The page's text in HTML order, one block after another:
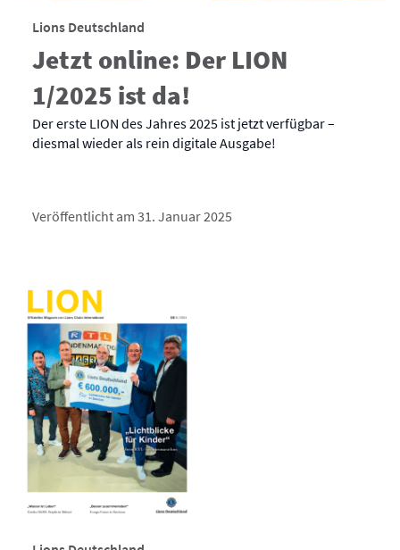
Lions Deutschland
Jetzt online: Der LION
1/2025 ist da!
Der erste LION des Jahres 2025 ist jetzt verfügbar –
diesmal wieder als rein digitale Ausgabe!
Veröffentlicht am 31. Januar 2025